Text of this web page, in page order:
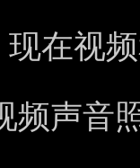
在视
频声音